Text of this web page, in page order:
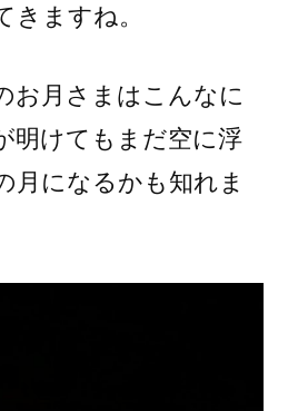
きますね。
お月さまはこんなに
明けてもまだ空に浮
月になるかも知れま